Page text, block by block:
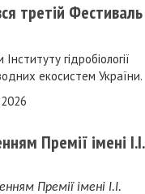
третій Фестиваль
гідробіології
екосистем України.
Премії імені І.І.
Премії імені І.І.